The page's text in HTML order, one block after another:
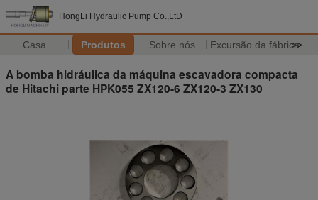
HongLi Hydraulic Pump Co.,LtD
Casa Produtos Sobre nós Excursão da fábrica
>>
A bomba hidráulica da máquina escavadora compacta
de Hitachi parte HPK055 ZX120-6 ZX120-3 ZX130